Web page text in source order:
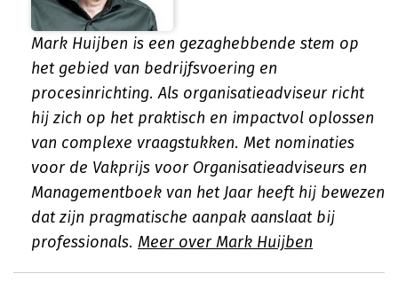
Mark Huijben is een gezaghebbende stem op
het gebied van bedrijfsvoering en
procesinrichting. Als organisatieadviseur richt
hij zich op het praktisch en impactvol oplossen
van complexe vraagstukken. Met nominaties
voor de Vakprijs voor Organisatieadviseurs en
Managementboek van het Jaar heeft hij bewezen
dat zijn pragmatische aanpak aanslaat bij
professionals. Meer over Mark Huijben